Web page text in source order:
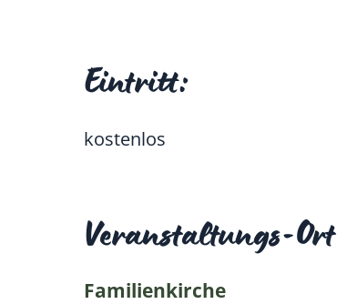
Eintritt:
kostenlos
Veranstaltungs-Ort
Familienkirche